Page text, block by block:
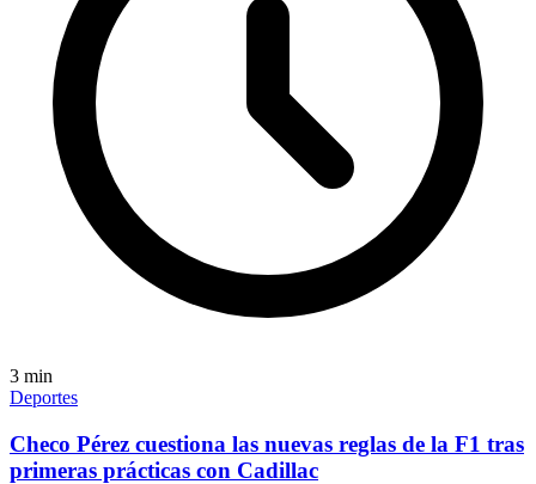
3 min
Deportes
Checo Pérez cuestiona las nuevas reglas de la F1 tras
primeras prácticas con Cadillac